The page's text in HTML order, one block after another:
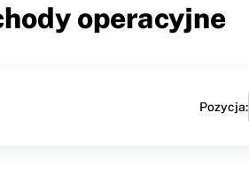
operacyjne
Pozycja: